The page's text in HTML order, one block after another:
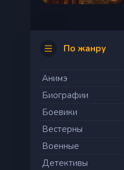
По жанру
Анимэ
Биографии
Боевики
Вестерны
Военные
Детективы